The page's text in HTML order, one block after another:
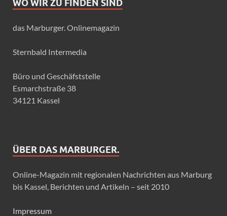
WO WIR ZU FINDEN SIND
das Marburger. Onlinemagazin
Sternbald Intermedia
Büro und Geschäfststelle
Esmarchstraße 38
34121 Kassel
ÜBER DAS MARBURGER.
Online-Magazin mit regionalen Nachrichten aus Marburg
bis Kassel, Berichten und Artikeln – seit 2010
Impressum